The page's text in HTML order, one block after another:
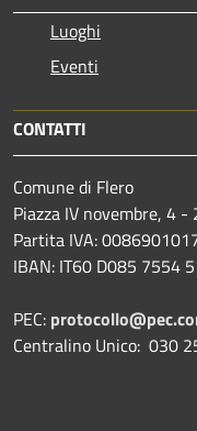
Luoghi
Eventi
CONTATTI
Comune di Flero
Piazza IV novembre, 4
Partita IVA:
IBAN: IT60 D085 7554
PEC:
Centralino Unico: 030